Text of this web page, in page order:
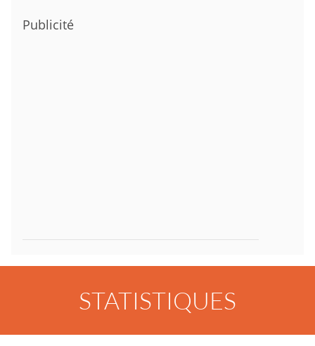
Publicité
STATISTIQUES